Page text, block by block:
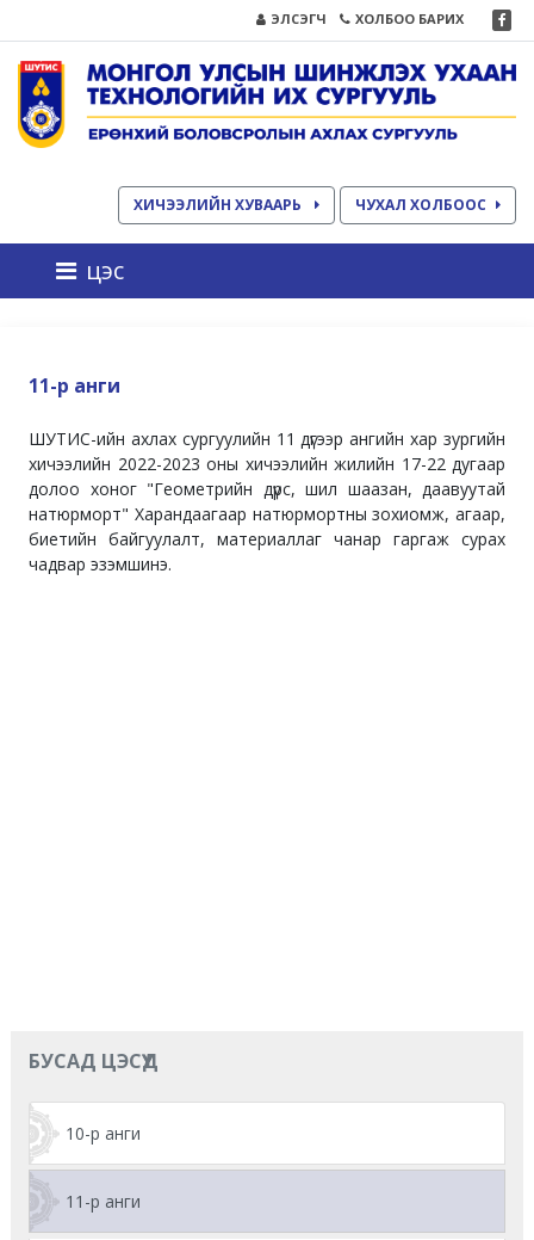
ЭЛСЭГЧ ХОЛБОО БАРИХ
ХИЧЭЭЛИЙН ХУВААРЬ ЧУХАЛ ХОЛБООС
цэс
11-р анги
ШУТИС-ийн ахлах сургуулийн 11 дүгээр ангийн хар зургийн
хичээлийн 2022-2023 оны хичээлийн жилийн 17-22 дугаар
долоо хоног "Геометрийн дүрс, шил шаазан, даавуутай
натюрморт" Харандаагаар натюрмортны зохиомж, агаар,
биетийн байгуулалт, материаллаг чанар гаргаж сурах
чадвар эзэмшинэ.
БУСАД ЦЭСҮҮД
10-р анги
11-р анги